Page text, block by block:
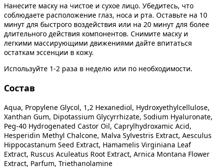
Нанесите маску на чистое и сухое лицо. Убедитесь, что
соблюдаете расположение глаз, носа и рта. Оставьте на 10
минут для быстрого воздействия или на 20 минут для более
длительного действия компонентов. Снимите маску и
легкими массирующими движениями дайте впитаться
остаткам эссенции в кожу.
Используйте 1-2 раза в неделю или по необходимости.
Состав
Aqua, Propylene Glycol, 1,2 Hexanediol, Hydroxyethylcellulose,
Xanthan Gum, Dipotassium Glycyrrhizate, Sodium Hyaluronate,
Peg-40 Hydrogenated Castor Oil, Caprylhydroxamic Acid,
Hesperidin Methyl Chalcone, Malva Sylvestris Extract, Aesculus
Hippocastanum Seed Extract, Hamamelis Virginiana Leaf
Extract, Ruscus Aculeatus Root Extract, Arnica Montana Flower
Extract, Parfum, Triethanolamine